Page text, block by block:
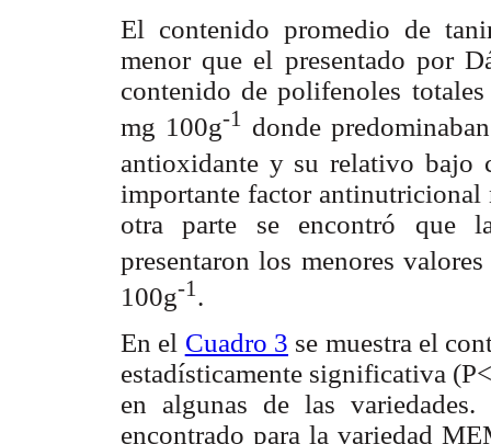
El contenido promedio de
menor que el presentado por
contenido de polifenoles
mg 100g-1
donde
antioxidante y su relativo bajo
importante factor antinutricional
otra parte se encontró que
presentaron los menores
100g-1 .
En el Cuadro 3 se muestra el
estadísticamente significativa
en algunas de las
encontrado para la variedad